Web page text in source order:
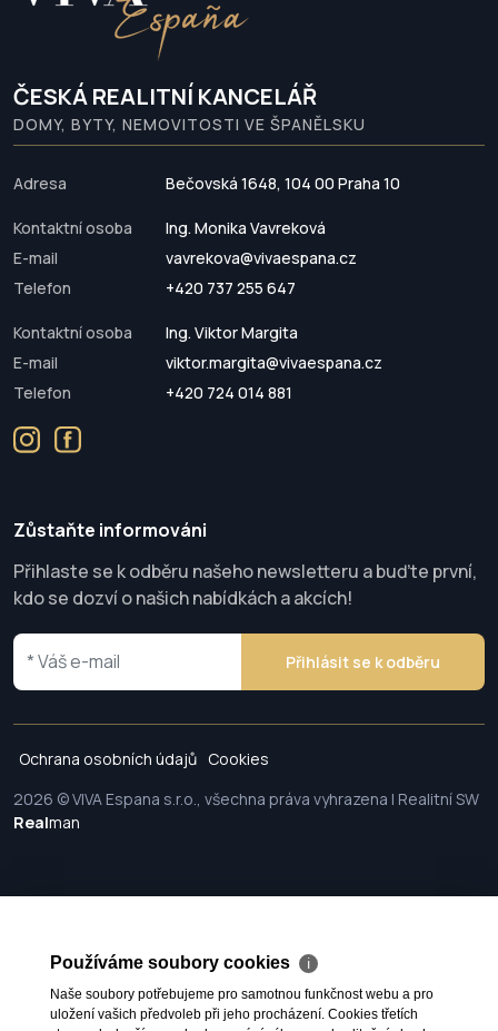
ČESKÁ REALITNÍ KANCELÁŘ
DOMY, BYTY, NEMOVITOSTI VE ŠPANĚLSKU
Adresa Bečovská 1648, 104 00 Praha 10
Kontaktní osoba
Ing. Monika Vavreková
E-mail
vavrekova@vivaespana.cz
Telefon
+420 737 255 647
Kontaktní osoba
Ing. Viktor Margita
E-mail
viktor.margita@vivaespana.cz
Telefon
+420 724 014 881
Zůstaňte informováni
Přihlaste se k odběru našeho newsletteru a buďte první,
kdo se dozví o našich nabídkách a akcích!
Přihlásit se k odběru
Ochrana osobních údajů Cookies
2026 © VIVA Espana s.r.o., všechna práva vyhrazena | Realitní SW
Realman
Používáme soubory cookies ℹ
Naše soubory potřebujeme pro samotnou funkčnost webu a pro
uložení vašich předvoleb při jeho procházení. Cookies třetích